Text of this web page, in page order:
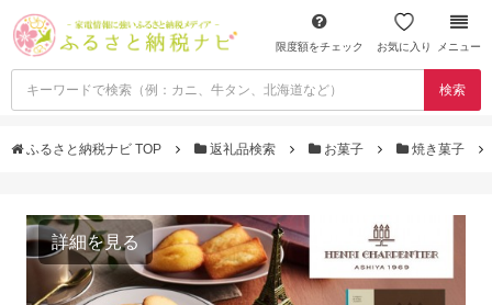
限度額をチェック お気に入り メニュー
検索
ふるさと納税ナビ TOP 返礼品検索 お菓子 焼き菓子
詳細を見る